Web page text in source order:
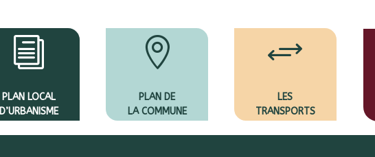
i
PLAN LOCAL
D’URBANISME

PLAN DE
LA COMMUNE
+
LES
TRANSPORTS